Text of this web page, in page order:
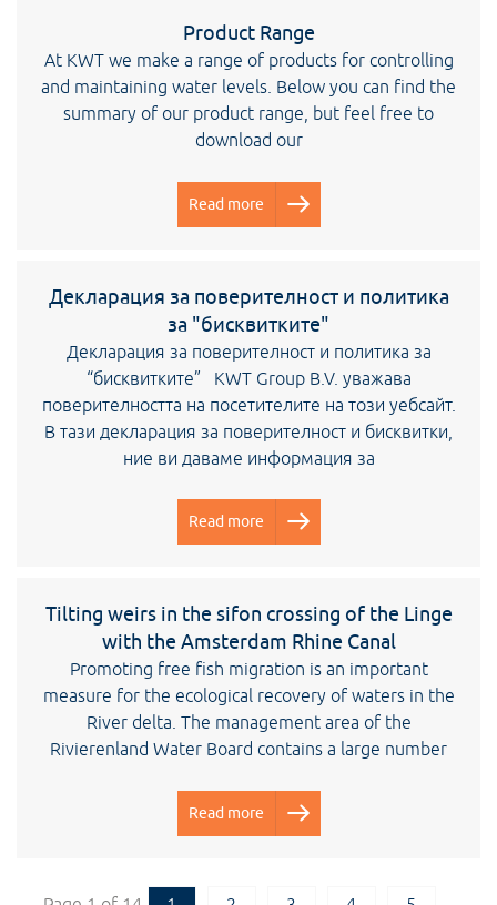
Product Range
At KWT we make a range of products for controlling
and maintaining water levels. Below you can find the
summary of our product range, but feel free to
download our
Read more
Декларация за поверителност и политика
за "бисквитките"
Декларация за поверителност и политика за
“бисквитките” KWT Group B.V. уважава
поверителността на посетителите на този уебсайт.
В тази декларация за поверителност и бисквитки,
ние ви даваме информация за
Read more
Tilting weirs in the sifon crossing of the Linge
with the Amsterdam Rhine Canal
Promoting free fish migration is an important
measure for the ecological recovery of waters in the
River delta. The management area of the
Rivierenland Water Board contains a large number
Read more